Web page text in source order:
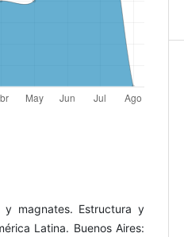
y magnates. Estructura y
Latina. Buenos Aires: